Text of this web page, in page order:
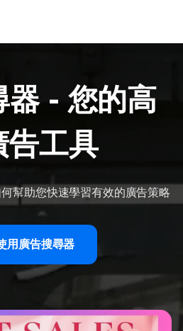
器 - 您的高
告工具
幫助您快速學習有效的廣告策略
用廣告搜尋器